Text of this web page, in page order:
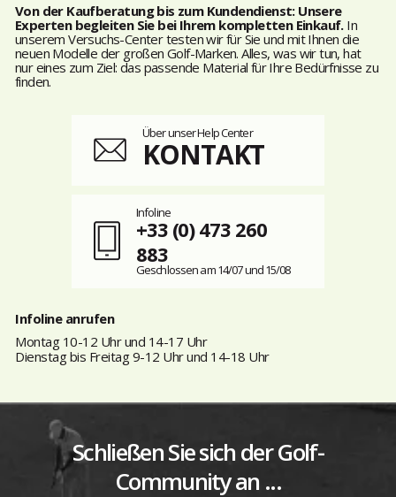
Von der Kaufberatung bis zum Kundendienst: Unsere
Experten begleiten Sie bei Ihrem kompletten Einkauf.In
unserem Versuchs-Center testen wir für Sie und mit Ihnen die
neuen Modelle der großen Golf-Marken. Alles, was wir tun, hat
nur eines zum Ziel: das passende Material für Ihre Bedürfnisse zu
finden.
Über unser Help Center
KONTAKT
Infoline
+33 (0) 473 260
883
Geschlossen am 14/07 und 15/08
Infoline anrufen
Montag 10-12 Uhr und 14-17 Uhr
Dienstag bis Freitag 9-12 Uhr und 14-18 Uhr
Schließen Sie sich der Golf-
Community an ...